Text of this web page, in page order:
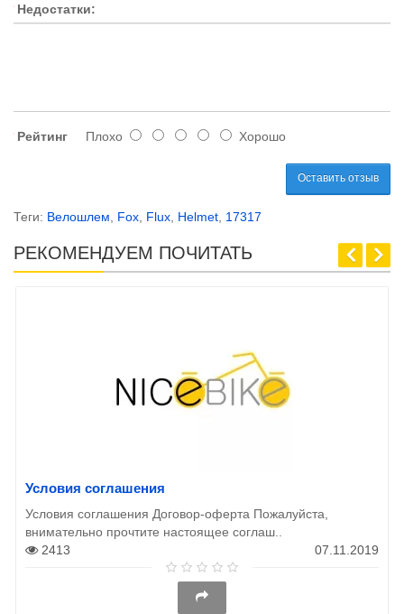
Недостатки:
Рейтинг Плохо Хорошо
Оставить отзыв
Теги: Велошлем Fox Flux Helmet 17317
РЕКОМЕНДУЕМ ПОЧИТАТЬ
Условия соглашения
Условия соглашения Договор-оферта Пожалуйста,
внимательно прочтите настоящее соглаш..
2413
07.11.2019